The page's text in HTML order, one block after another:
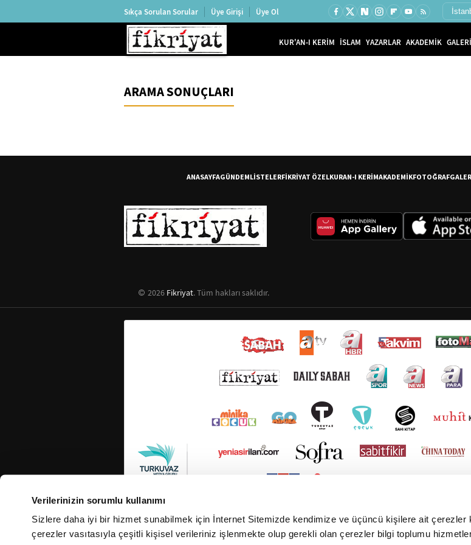
Verilerinizin sorumlu kullanımı
Sizlere daha iyi bir hizmet sunabilmek için İnternet Sitemizde kendimize ve üçüncü kişilere ait çerezler
çerezler vasıtasıyla çeşitli kişisel verileriniz işlenmekte olup gerekli olan çerezler bilgi toplumu
Sıkça Sorulan Sorular Üye Girişi Üye Ol
KUR'AN-I KERİM İSLAM YAZARLAR AKADEMİK GALERİ
ARAMA SONUÇLARI
ANASAYFAGÜNDEMLİSTELERFİKRİYAT ÖZELKURAN-I KERİMAKADEMİKFOTOĞRAF
2026 Fikriyat. Tüm hakları saklıdır.